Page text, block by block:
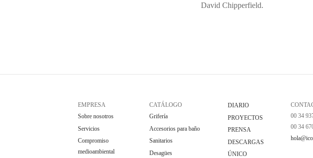
David Chipperfield.
EMPRESA
Sobre nosotros
Servicios
Compromiso
medioambiental
CATÁLOGO
Grifería
Accesorios para baño
Sanitarios
Desagües
DIARIO
PROYECTOS
PRENSA
DESCARGAS
ÚNICO
00 34
00 34